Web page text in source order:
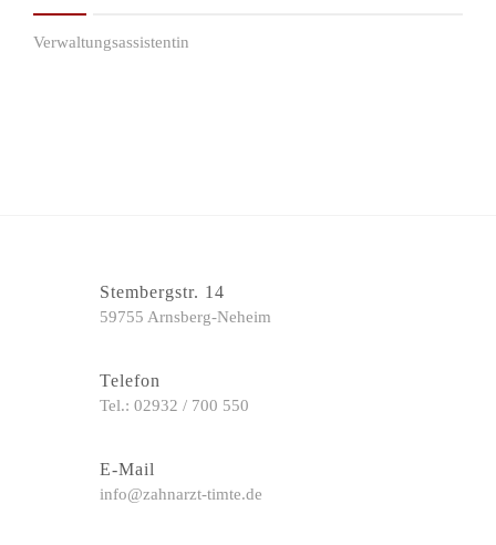
Verwaltungsassistentin
Stembergstr. 14
59755 Arnsberg-Neheim
Telefon
Tel.: 02932 / 700 550
E-Mail
info@zahnarzt-timte.de